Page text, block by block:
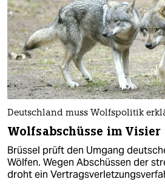
Deutschland muss Wolfspolitik
Wolfsabschüsse im Visier
Brüssel prüft den Umgang
Wölfen. Wegen Abschüssen der
droht ein